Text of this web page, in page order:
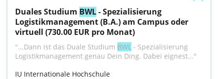
Duales Studium BWL - Spezialisierung
Logistikmanagement (B.A.) am Campus oder
virtuell (730.00 EUR pro Monat)
"...Dann ist das Duale Studium BWL - Spezialisierung
Logistikmanagement genau Dein Ding. Dabei eignest..."
IU Internationale Hochschule